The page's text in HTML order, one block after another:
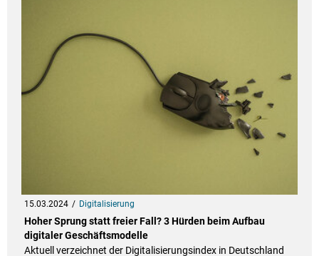
15.03.2024 Digitalisierung
Hoher Sprung statt freier Fall? 3 Hürden beim Aufbau
digitaler Geschäftsmodelle
Aktuell verzeichnet der Digitalisierungsindex in Deutschland